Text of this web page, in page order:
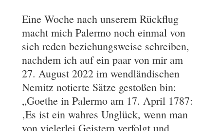
Eine Woche nach unserem Rückflug
macht mich Palermo noch einmal von
sich reden beziehungsweise schreiben,
nachdem ich auf ein paar von mir am
27. August 2022 im wendländischen
Nemitz notierte Sätze gestoßen bin:
„Goethe in Palermo am 17. April 1787:
‚Es ist ein wahres Unglück, wenn man
von vielerlei Geistern verfolgt und